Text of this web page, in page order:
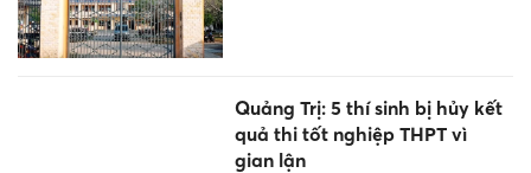
Quảng Trị: 5 thí sinh bị hủy kết
quả thi tốt nghiệp THPT vì
gian lận